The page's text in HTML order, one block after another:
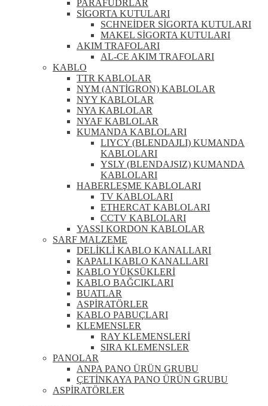
PARAFUDRLAR
SİGORTA KUTULARI
SCHNEİDER SİGORTA KUTULARI
MAKEL SİGORTA KUTULARI
AKIM TRAFOLARI
AL-CE AKIM TRAFOLARI
KABLO
TTR KABLOLAR
NYM (ANTİGRON) KABLOLAR
NYY KABLOLAR
NYA KABLOLAR
NYAF KABLOLAR
KUMANDA KABLOLARI
LIYCY (BLENDAJLI) KUMANDA
KABLOLARI
YSLY (BLENDAJSIZ) KUMANDA
KABLOLARI
HABERLEŞME KABLOLARI
TV KABLOLARI
ETHERCAT KABLOLARI
CCTV KABLOLARI
YASSI KORDON KABLOLAR
SARF MALZEME
DELİKLİ KABLO KANALLARI
KAPALI KABLO KANALLARI
KABLO YÜKSÜKLERİ
KABLO BAĞCIKLARI
BUATLAR
ASPİRATÖRLER
KABLO PABUÇLARI
KLEMENSLER
RAY KLEMENSLERİ
SIRA KLEMENSLER
PANOLAR
ANPA PANO ÜRÜN GRUBU
ÇETİNKAYA PANO ÜRÜN GRUBU
ASPİRATÖRLER